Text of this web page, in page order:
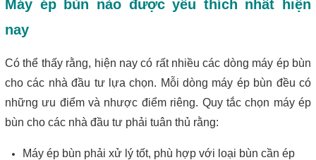
Máy ép bùn nào được yêu thích nhất hiện
nay
Có thể thấy rằng, hiện nay có rất nhiều các dòng máy ép bùn
cho các nhà đầu tư lựa chọn. Mỗi dòng máy ép bùn đều có
những ưu điểm và nhược điểm riêng. Quy tắc chọn máy ép
bùn cho các nhà đầu tư phải tuân thủ rằng:
Máy ép bùn phải xử lý tốt, phù hợp với loại bùn cần ép